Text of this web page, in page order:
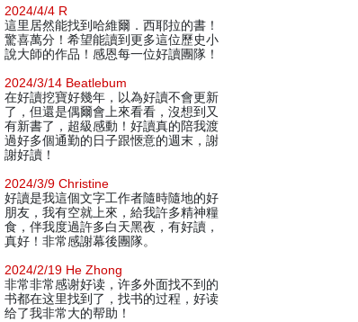
2024/4/4 R
這里居然能找到哈維爾．西耶拉的書！
驚喜萬分！希望能讀到更多這位歷史小
說大師的作品！感恩每一位好讀團隊！
2024/3/14 Beatlebum
在好讀挖寶好幾年，以為好讀不會更新
了，但還是偶爾會上來看看，沒想到又
有新書了，超級感動！好讀真的陪我渡
過好多個通勤的日子跟愜意的週末，謝
謝好讀！
2024/3/9 Christine
好讀是我這個文字工作者隨時隨地的好
朋友，我有空就上來，給我許多精神糧
食，伴我度過許多白天黑夜，有好讀，
真好！非常感謝幕後團隊。
2024/2/19 He Zhong
非常非常感谢好读，许多外面找不到的
书都在这里找到了，找书的过程，好读
给了我非常大的帮助！